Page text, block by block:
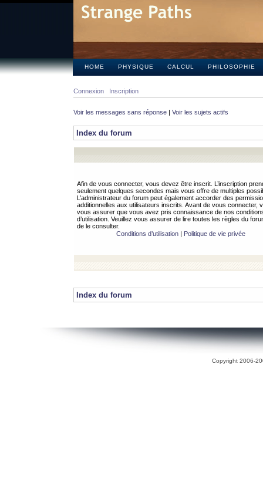
HOME PHYSIQUE CALCUL PHILOSOPHIE
Connexion Inscription
Voir les messages sans réponse | Voir les sujets actifs
Index du forum
Afin de vous connecter, vous devez être inscrit. L’inscription
seulement quelques secondes mais vous offre de multiples
L’administrateur du forum peut également accorder des
additionnelles aux utilisateurs inscrits. Avant de vous connecter,
vous assurer que vous avez pris connaissance de nos
d’utilisation. Veuillez vous assurer de lire toutes les règles du
de le consulter.
Conditions d’utilisation| Politique de vie privée
Index du forum
Copyright 2006-